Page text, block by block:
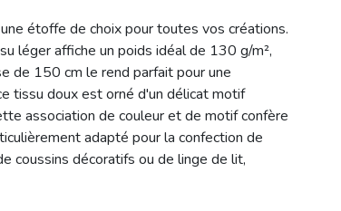
étoffe de choix pour toutes vos créations.
léger affiche un poids idéal de 130 g/m²,
de 150 cm le rend parfait pour une
tissu doux est orné d'un délicat motif
association de couleur et de motif confère
adapté pour la confection de
coussins décoratifs ou de linge de lit,